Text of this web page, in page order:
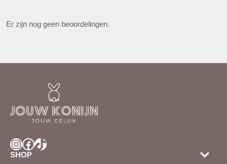
Er zijn nog geen beoordelingen.
InstagramFacebook TikTok
SHOP